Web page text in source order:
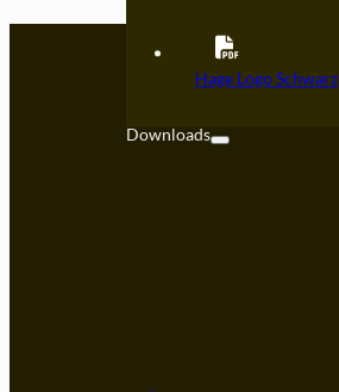
Kontakt
Downloads
Hage Logo Schwarz